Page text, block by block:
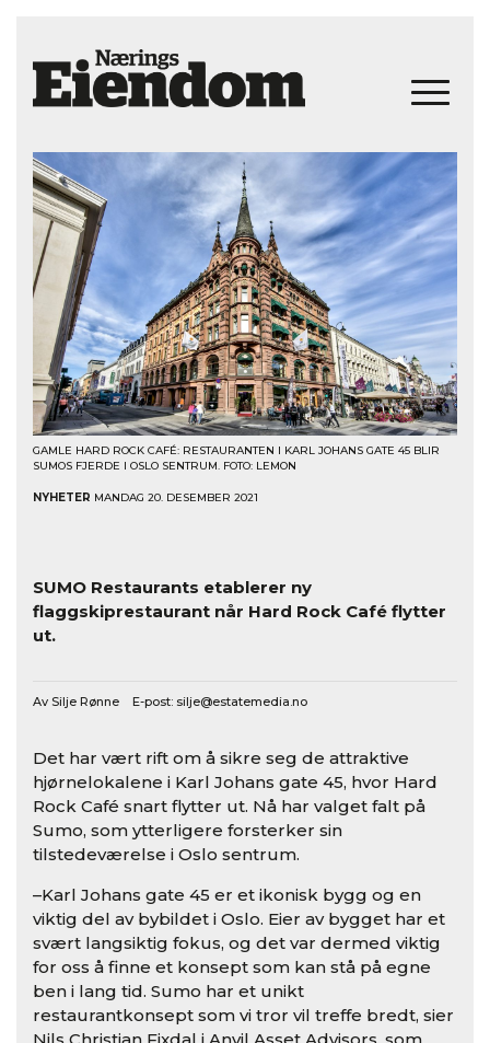
GAMLE HARD ROCK CAFÉ: RESTAURANTEN I KARL JOHANS GATE 45 BLIR
SUMOS FJERDE I OSLO SENTRUM. FOTO: LEMON
NYHETER MANDAG 20. DESEMBER 2021
SUMO Restaurants etablerer ny
flaggskiprestaurant når Hard Rock Café flytter
ut.
Av Silje Rønne E-post: silje@estatemedia.no
Det har vært rift om å sikre seg de attraktive
hjørnelokalene i Karl Johans gate 45, hvor Hard
Rock Café snart flytter ut. Nå har valget falt på
Sumo, som ytterligere forsterker sin
tilstedeværelse i Oslo sentrum.
–Karl Johans gate 45 er et ikonisk bygg og en
viktig del av bybildet i Oslo. Eier av bygget har et
svært langsiktig fokus, og det var dermed viktig
for oss å finne et konsept som kan stå på egne
ben i lang tid. Sumo har et unikt
restaurantkonsept som vi tror vil treffe bredt, sier